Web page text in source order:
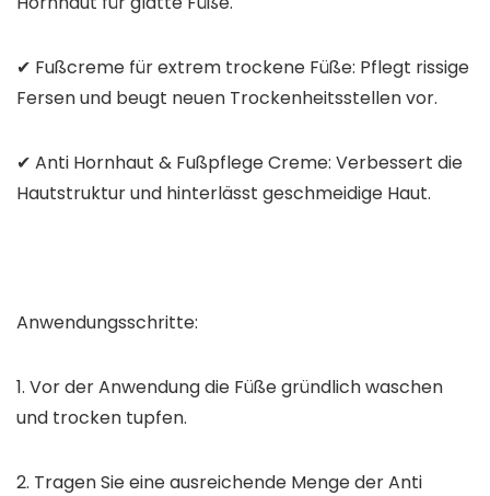
✔ Fußcreme für extrem trockene Füße: Pflegt rissige
Fersen und beugt neuen Trockenheitsstellen vor.
✔ Anti Hornhaut & Fußpflege Creme: Verbessert die
Hautstruktur und hinterlässt geschmeidige Haut.
Anwendungsschritte:
1. Vor der Anwendung die Füße gründlich waschen
und trocken tupfen.
2. Tragen Sie eine ausreichende Menge der Anti